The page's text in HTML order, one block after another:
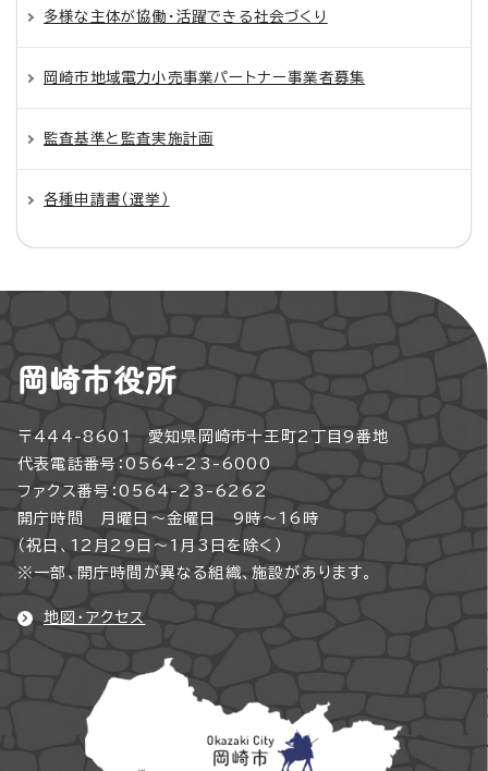
多様な主体が協働・活躍できる社会づくり
岡崎市地域電力小売事業パートナー事業者募集
監査基準と監査実施計画
各種申請書（選挙）
岡崎市役所
〒444-8601 愛知県岡崎市十王町2丁目9番地
代表電話番号：0564-23-6000
ファクス番号：0564-23-6262
開庁時間 月曜日～金曜日 9時～16時
（祝日、12月29日～1月3日を除く）
※一部、開庁時間が異なる組織、施設があります。
地図・アクセス